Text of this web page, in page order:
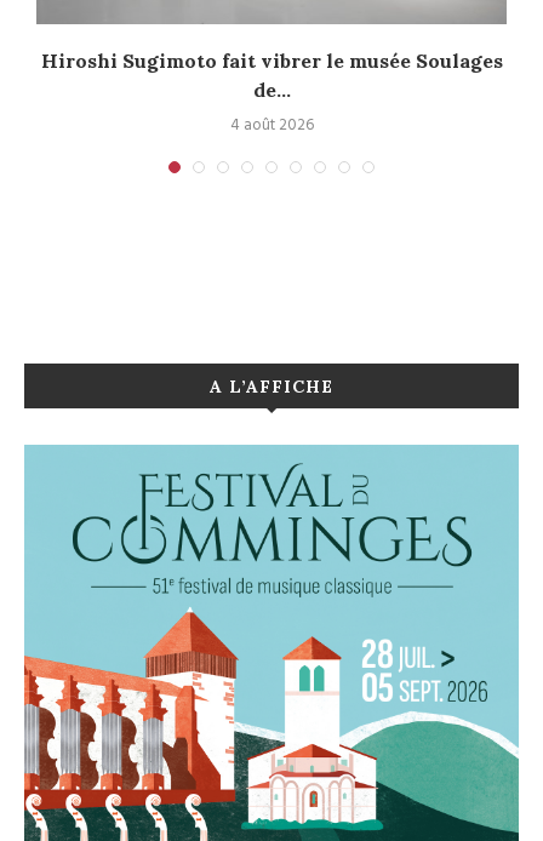
Hiroshi Sugimoto fait vibrer le musée Soulages
de...
4 août 2026
A L’AFFICHE